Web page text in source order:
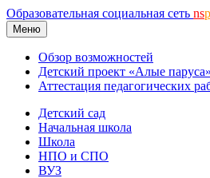
Образовательная социальная сеть ns
Меню
Обзор возможностей
Детский проект «Алые паруса»
Аттестация педагогических
Детский сад
Начальная школа
Школа
НПО и СПО
ВУЗ